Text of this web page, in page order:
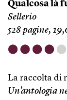
Qualcosa là
Sellerio
528 pagine,
⬤ ⬤ ⬤ ⬤ ⬤
La raccolta di
Un’antologia